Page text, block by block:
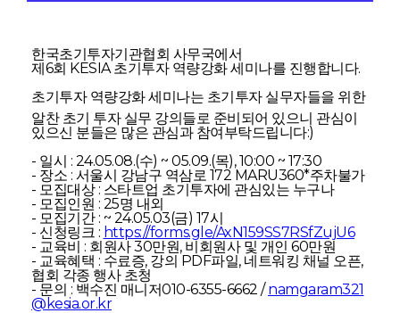
한국초기투자기관협회 사무국에서
제6회 KESIA 초기투자 역량강화 세미나를 진행합니다.
초기투자 역량강화 세미나는 초기투자 실무자들을 위한
알찬 초기 투자 실무 강의들로 준비되어 있으니 관심이
있으신 분들은 많은 관심과 참여부탁드립니다:)
- 일시 : 24.05.08.(수) ~ 05.09.(목), 10:00 ~ 17:30
- 장소 : 서울시 강남구 역삼로 172 MARU360*주차불가
- 모집대상 : 스타트업 초기투자에 관심있는 누구나
- 모집인원 : 25명 내외
- 모집기간 : ~ 24.05.03(금) 17시
- 신청링크 : https://forms.gle/AxN159SS7RSfZujU6
- 교육비 : 회원사 30만원, 비회원사 및 개인 60만원
- 교육혜택 : 수료증, 강의 PDF파일, 네트워킹 채널 오픈,
협회 각종 행사 초청
- 문의 : 백수진 매니저010-6355-6662 /namgaram321
@kesia.or.kr